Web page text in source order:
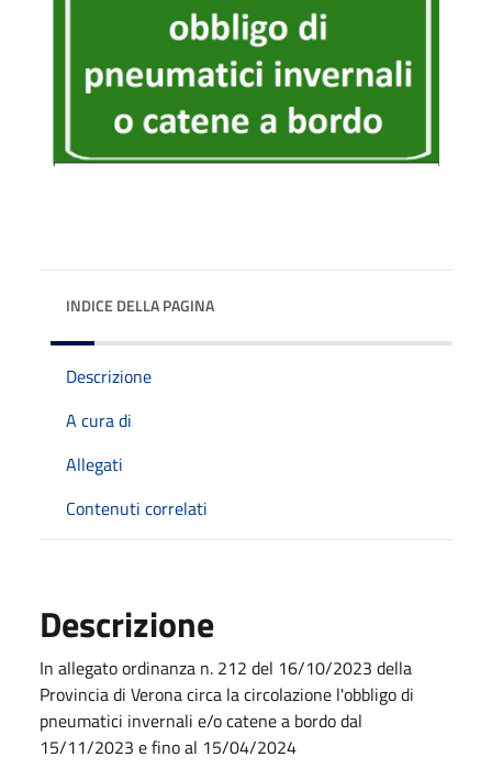
INDICE DELLA PAGINA
Descrizione
A cura di
Allegati
Contenuti correlati
Descrizione
In allegato ordinanza n. 212 del 16/10/2023 della
Provincia di Verona circa la circolazione l'obbligo di
pneumatici invernali e/o catene a bordo dal
15/11/2023 e fino al 15/04/2024